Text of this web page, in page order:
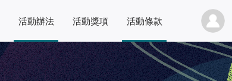
活動辦法 活動獎項 活動條款